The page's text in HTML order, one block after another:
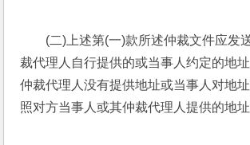
(二)上述第(一)款所述仲裁文件应发
裁代理人自行提供的或当事人约定的地
仲裁代理人没有提供地址或当事人对地
照对方当事人或其仲裁代理人提供的地址